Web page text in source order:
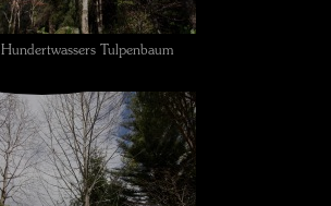
Hundertwassers Tulpenbaum